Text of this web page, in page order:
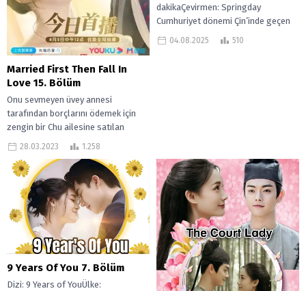
Married First Then Fall In
Love 15. Bölüm
Onu sevmeyen üvey annesi
tarafından borçlarını ödemek için
zengin bir Chu ailesine satılan
sıradan bir kız olan Song An
28.03.2023 1.258
dakikaÇevirmen: Springday
Cumhuriyet dönemi Çin’inde geçen
bu hikâyede, Su Manli adlı genç...
04.08.2025 510
9 Years Of You 7. Bölüm
Dizi: 9 Years of YouÜlke: